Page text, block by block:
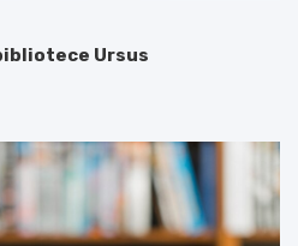
Ursus